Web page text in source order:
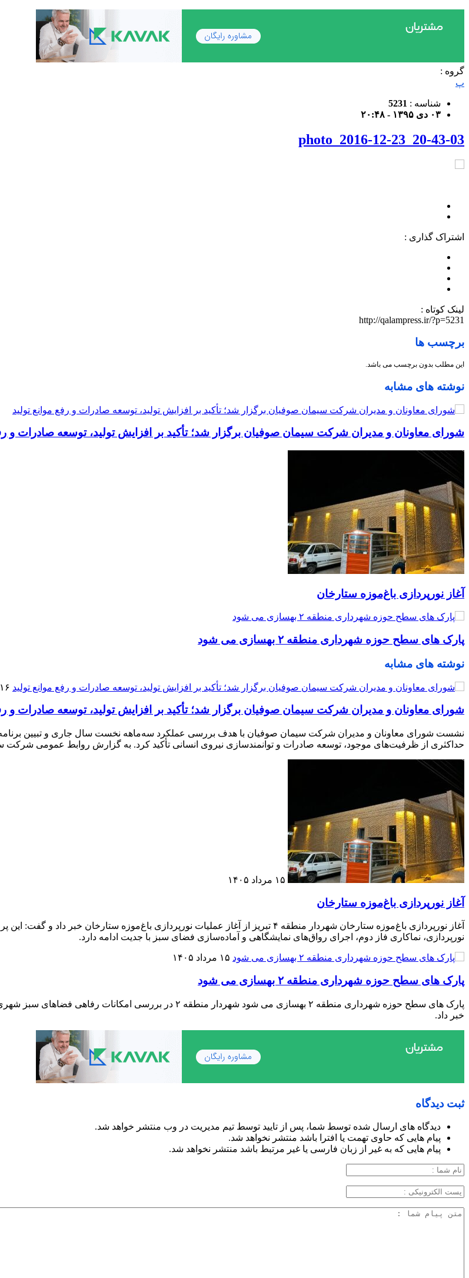
گروه :
پ
شناسه : 5231
۰۳ دی ۱۳۹۵ - ۲۰:۴۸
photo_2016-12-23_20-43-03
اشتراک گذاری :
لینک کوتاه :
http://qalampress.ir/?p=5231
برچسب ها
این مطلب بدون برچسب می باشد.
نوشته های مشابه
شورای معاونان و مدیران شرکت سیمان صوفیان برگزار شد؛ تأکید بر افزایش تولید، توسعه صادرات و
آغاز نورپردازی باغ‌موزه ستارخان
پارک های سطح حوزه شهرداری منطقه ۲ بهسازی می شود
نوشته های مشابه
۱۶ مرداد ۱۴۰۵
شورای معاونان و مدیران شرکت سیمان صوفیان برگزار شد؛ تأکید بر افزایش تولید، توسعه صادرات و
نشست شورای معاونان و مدیران شرکت سیمان صوفیان با هدف بررسی عملکرد سه‌ماهه نخست سال جاری و تبیین
حداکثری از ظرفیت‌های موجود، توسعه صادرات و توانمندسازی نیروی انسانی تأکید کرد. به گزارش روابط عمومی
۱۵ مرداد ۱۴۰۵
آغاز نورپردازی باغ‌موزه ستارخان
نورپردازی، نماکاری فاز دوم، اجرای رواق‌های نمایشگاهی و آماده‌سازی فضای سبز با جدیت ادامه دارد.
۱۵ مرداد ۱۴۰۵
پارک های سطح حوزه شهرداری منطقه ۲ بهسازی می شود
پارک های سطح حوزه شهرداری منطقه ۲ بهسازی می شود شهردار
خبر داد.
ثبت دیدگاه
دیدگاه های ارسال شده توسط شما، پس از تایید توسط تیم مدیریت در وب منتشر خواهد شد.
پیام هایی که حاوی تهمت یا افترا باشد منتشر نخواهد شد.
پیام هایی که به غیر از زبان فارسی یا غیر مرتبط باشد منتشر نخواهد شد.